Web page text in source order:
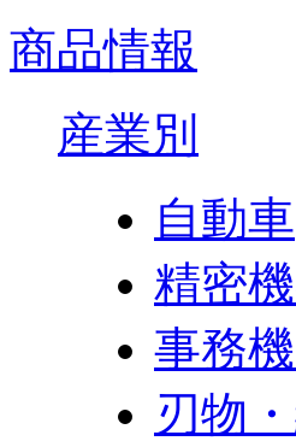
商品情報
産業別
自動車
精密
事務
刃物